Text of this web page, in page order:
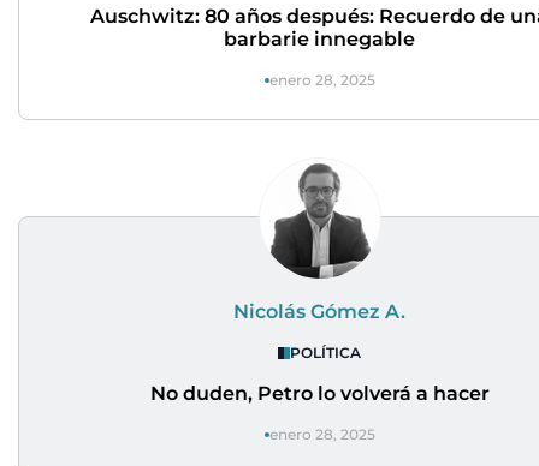
Auschwitz: 80 años después: Recuerdo de
barbarie innegable
enero 28, 2025
Nicolás Gómez A.
POLÍTICA
No duden, Petro lo volverá a hacer
enero 28, 2025